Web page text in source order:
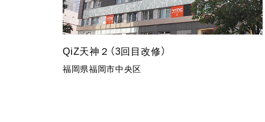
QiZ天神２（3回目改修）
福岡県福岡市中央区